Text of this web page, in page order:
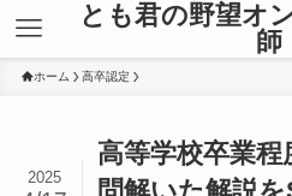
とも君の野望オ
師
ホーム 高卒認定
高等学校卒業
2025